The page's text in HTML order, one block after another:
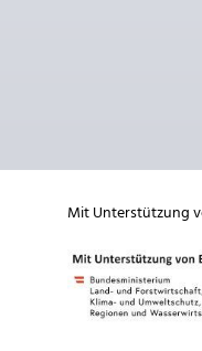
Mit Unterstützung